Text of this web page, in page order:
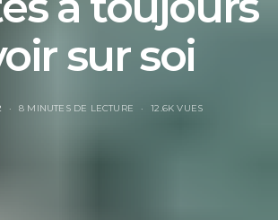
sur soi
8 MINUTES DE LECTURE 12.6K VUES